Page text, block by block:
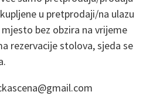
u pretprodaji/na ulazu
bez obzira na vrijeme
rezervacije stolova, sjeda se